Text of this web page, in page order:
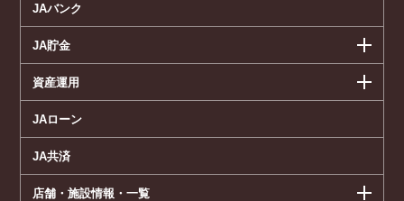
JAバンク
JA貯金
資産運用
JAローン
JA共済
店舗・施設情報・一覧